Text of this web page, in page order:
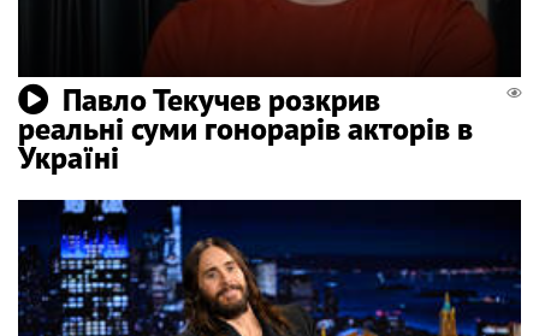
Павло Текучев розкрив
реальні суми гонорарів акторів в
Україні